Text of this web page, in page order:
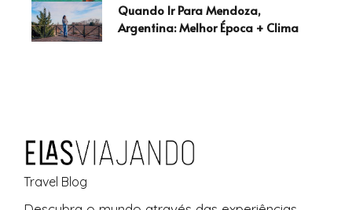
Quando Ir Para Mendoza,
Argentina: Melhor Época + Clima
Travel Blog